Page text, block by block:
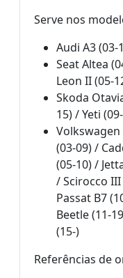
Serve nos
Audi A3 (03-
Seat Altea
Leon II (05-
Skoda
15) / Yeti
Volkswagen
(03-09) /
(05-10) /
/ Scirocco III
Passat B7
Beetle (11-
(15-)
Referências de